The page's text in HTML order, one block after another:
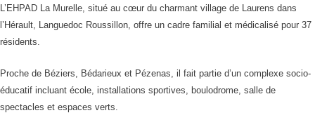
L’EHPAD La Murelle, situé au cœur du charmant village de Laurens dans
l’Hérault, Languedoc Roussillon, offre un cadre familial et médicalisé pour 37
résidents.
Proche de Béziers, Bédarieux et Pézenas, il fait partie d’un complexe socio-
éducatif incluant école, installations sportives, boulodrome, salle de
spectacles et espaces verts.